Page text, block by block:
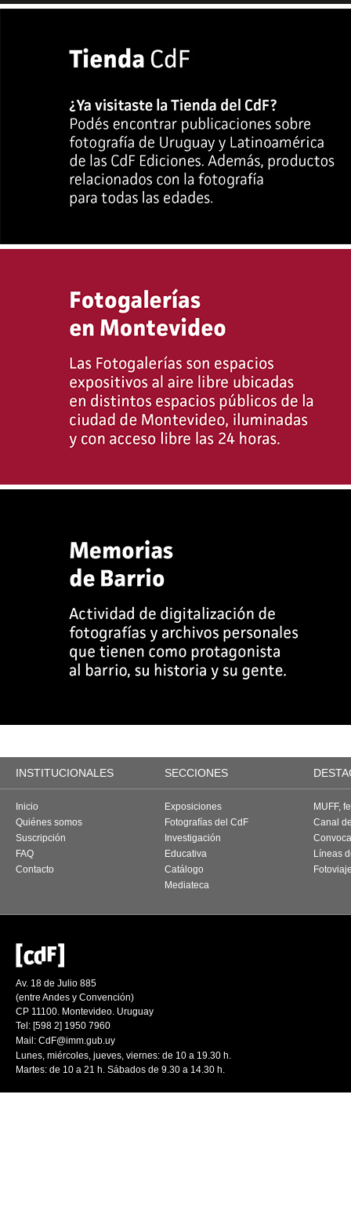
INSTITUCIONALES SECCIONES
Inicio
Quiénes somos
Suscripción
FAQ
Contacto
Exposiciones
Fotografías del CdF
Investigación
Educativa
Catálogo
Mediateca
MUFF,
Canal
Líneas
Av. 18 de Julio 885
(entre Andes y Convención)
CP 11100. Montevideo. Uruguay
Tel: [598 2] 1950 7960
Mail: CdF@imm.gub.uy
Lunes, miércoles, jueves, viernes: de 10 a 19.30 h.
Martes: de 10 a 21 h. Sábados de 9.30 a 14.30 h.